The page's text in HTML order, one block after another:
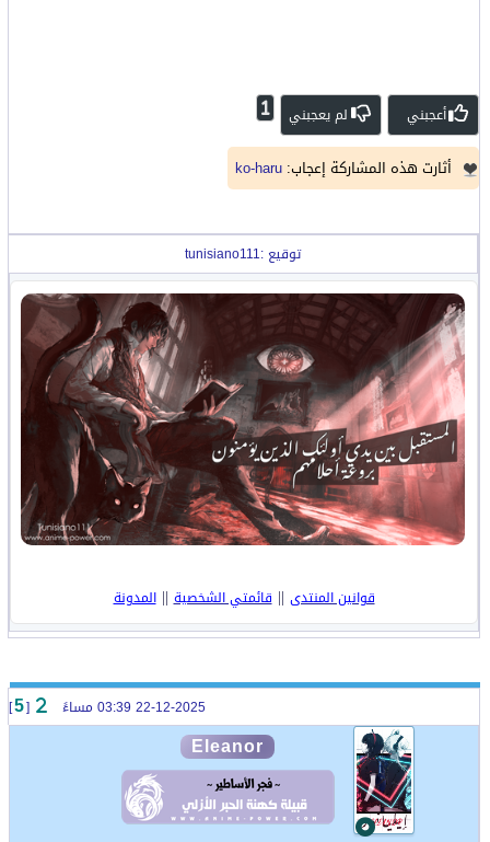
أعجبني لم يعجبني 1
أثارت هذه المشاركة إعجاب: ko-haru
توقيع :tunisiano111
قوانين المنتدى ||قائمتي الشخصية||المدونة
[
5
]
Eleanor